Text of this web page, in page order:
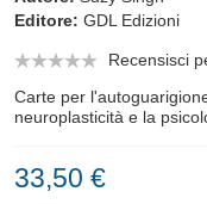
Editore: GDL Edizioni
Recensisci
Carte per
neuroplasticità e la
33,50 €